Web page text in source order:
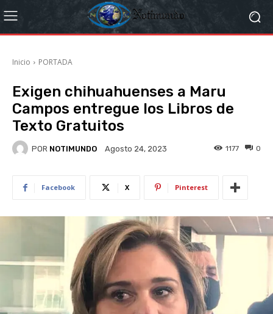
Inicio PORTADA
Exigen chihuahuenses a Maru
Campos entregue los Libros de
Texto Gratuitos
POR NOTIMUNDO Agosto 24, 2023 0
1177
Facebook X Pinterest